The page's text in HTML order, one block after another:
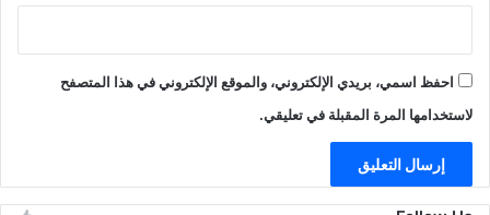
احفظ اسمي، بريدي الإلكتروني، والموقع الإلكتروني في هذا المتصفح
لاستخدامها المرة المقبلة في تعليقي.